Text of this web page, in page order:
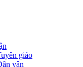
giáo
vận